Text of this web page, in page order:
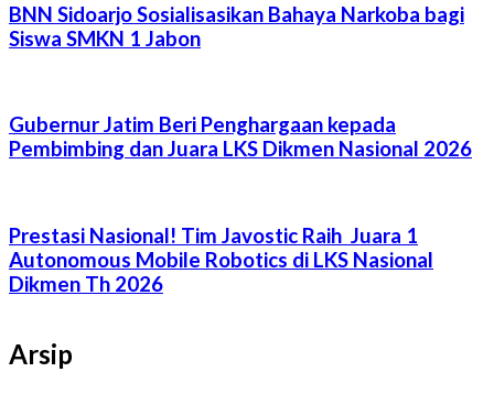
BNN Sidoarjo Sosialisasikan Bahaya Narkoba bagi
Siswa SMKN 1 Jabon
Gubernur Jatim Beri Penghargaan kepada
Pembimbing dan Juara LKS Dikmen Nasional 2026
Prestasi Nasional! Tim Javostic Raih Juara 1
Autonomous Mobile Robotics di LKS Nasional
Dikmen Th 2026
Arsip